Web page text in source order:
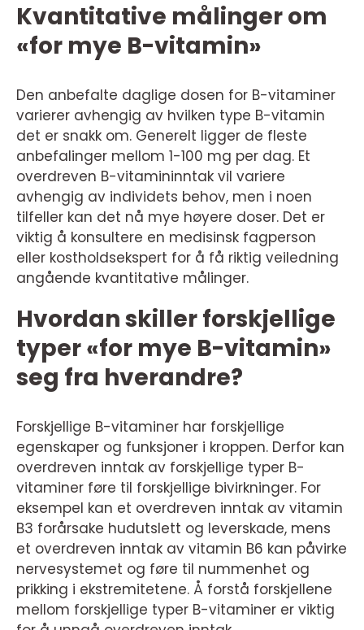
Kvantitative målinger om
«for mye B-vitamin»
Den anbefalte daglige dosen for B-vitaminer
varierer avhengig av hvilken type B-vitamin
det er snakk om. Generelt ligger de fleste
anbefalinger mellom 1-100 mg per dag. Et
overdreven B-vitamininntak vil variere
avhengig av individets behov, men i noen
tilfeller kan det nå mye høyere doser. Det er
viktig å konsultere en medisinsk fagperson
eller kostholdsekspert for å få riktig veiledning
angående kvantitative målinger.
Hvordan skiller forskjellige
typer «for mye B-vitamin»
seg fra hverandre?
Forskjellige B-vitaminer har forskjellige
egenskaper og funksjoner i kroppen. Derfor kan
overdreven inntak av forskjellige typer B-
vitaminer føre til forskjellige bivirkninger. For
eksempel kan et overdreven inntak av vitamin
B3 forårsake hudutslett og leverskade, mens
et overdreven inntak av vitamin B6 kan påvirke
nervesystemet og føre til nummenhet og
prikking i ekstremitetene. Å forstå forskjellene
mellom forskjellige typer B-vitaminer er viktig